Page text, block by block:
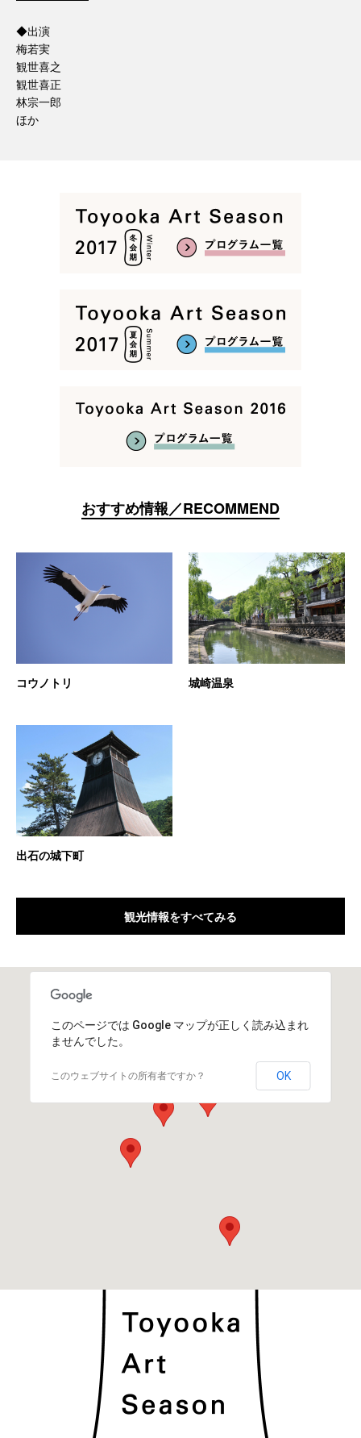
◆出演
梅若実
観世喜之
観世喜正
林宗一郎
ほか
おすすめ情報／RECOMMEND
コウノトリ 城崎温泉
出石の城下町
観光情報をすべてみる
このページでは Google マップが正しく読み込まれ
ませんでした。
このウェブサイトの所有者ですか？ OK